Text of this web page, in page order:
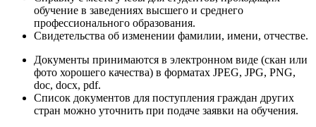
обучение в заведениях высшего и среднего
профессионального образования.
Свидетельства об изменении фамилии, имени, отчестве.
Документы принимаются в электронном виде (скан или
фото хорошего качества) в форматах JPEG, JPG, PNG,
doc, docx, pdf.
Список документов для поступления граждан других
стран можно уточнить при подаче заявки на обучения.